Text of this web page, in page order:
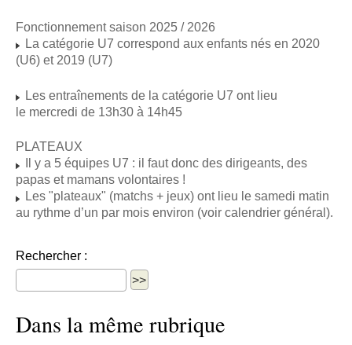
Fonctionnement saison 2025 / 2026
La catégorie U7 correspond aux enfants nés en 2020
(U6) et 2019 (U7)
Les entraînements de la catégorie U7 ont lieu
le mercredi de 13h30 à 14h45
PLATEAUX
Il y a 5 équipes U7 : il faut donc des dirigeants, des
papas et mamans volontaires !
Les "plateaux" (matchs + jeux) ont lieu le samedi matin
au rythme d’un par mois environ (voir calendrier général).
Rechercher :
Dans la même rubrique